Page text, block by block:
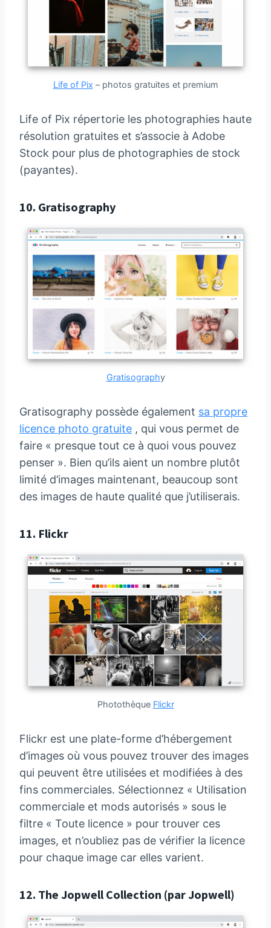
Life of Pix – photos gratuites et premium
Life of Pix répertorie les photographies haute
résolution gratuites et s’associe à Adobe
Stock pour plus de photographies de stock
(payantes).
10. Gratisography
Gratisography
Gratisography possède également sa propre
licence photo gratuite , qui vous permet de
faire « presque tout ce à quoi vous pouvez
penser ». Bien qu’ils aient un nombre plutôt
limité d’images maintenant, beaucoup sont
des images de haute qualité que j’utiliserais.
11. Flickr
Photothèque Flickr
Flickr est une plate-forme d’hébergement
d’images où vous pouvez trouver des images
qui peuvent être utilisées et modifiées à des
fins commerciales. Sélectionnez « Utilisation
commerciale et mods autorisés » sous le
filtre « Toute licence » pour trouver ces
images, et n’oubliez pas de vérifier la licence
pour chaque image car elles varient.
12. The Jopwell Collection (par Jopwell)